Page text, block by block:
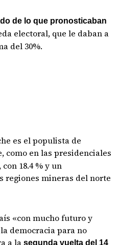
de lo que pronosticaban
electoral, que le daban a
del 30%.
es el populista de
como en las presidenciales
18.4 % y un
regiones mineras del norte
«con mucho futuro y
democracia para no
a la segunda vuelta del 14